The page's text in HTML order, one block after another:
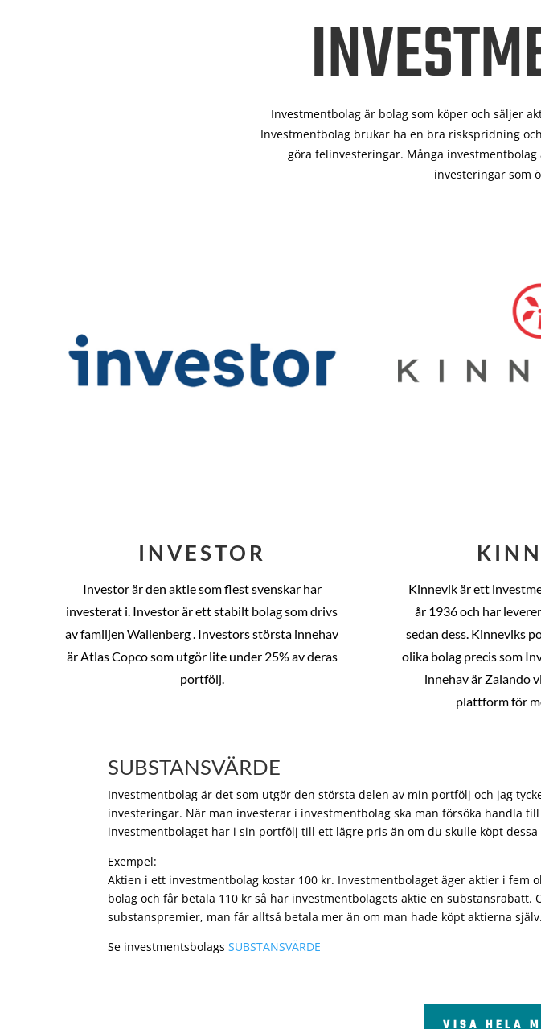
Investmentbolag är bolag som köper och säljer
Investmentbolag brukar ha en bra riskspridning
göra felinvesteringar. Många
investeringar som
INVESTOR
Investor är den aktie som flest svenskar har
investerat i. Investor är ett stabilt bolag som drivs
av familjen Wallenberg . Investors största innehav
är Atlas Copco som utgör lite under 25% av deras
portfölj.
Kinnevik är ett
år 1936 och har
sedan dess. Kinneviks
olika bolag precis som
innehav är Zalando
plattform för
SUBSTANSVÄRDE
Investmentbolag är det som utgör den största delen av min portfölj och jag
investeringar. När man investerar i investmentbolag ska man försöka handla
investmentbolaget har i sin portfölj till ett lägre pris än om du skulle köpt dessa
Exempel:
Aktien i ett investmentbolag kostar 100 kr. Investmentbolaget äger aktier i
bolag och får betala 110 kr så har investmentbolagets aktie en
substanspremier, man får alltså betala mer än om man hade köpt aktierna
Se investmentsbolagsSUBSTANSVÄRDE
VISA HELA